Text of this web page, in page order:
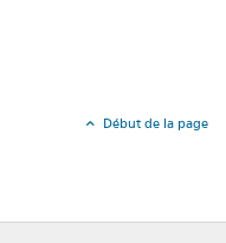
Début de la page